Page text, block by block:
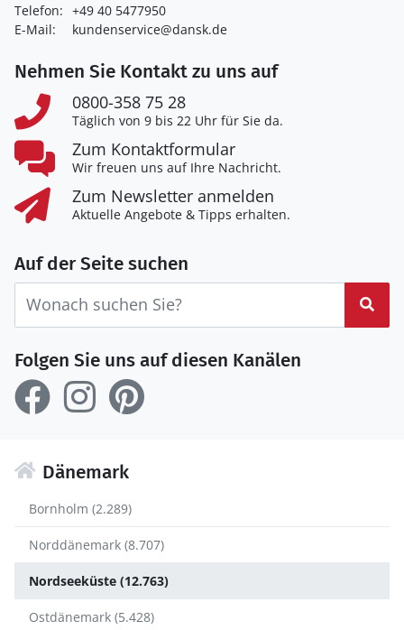
Telefon: +49 40 5477950
E-Mail:
kundenservice@dansk.de
Nehmen Sie Kontakt zu uns auf
0800-358 75 28
Täglich von 9 bis 22 Uhr für Sie da.
Zum Kontaktformular
Wir freuen uns auf Ihre Nachricht.
Zum Newsletter anmelden
Aktuelle Angebote & Tipps erhalten.
Auf der Seite suchen
Folgen Sie uns auf diesen Kanälen
Dänemark
Bornholm (2.289)
Norddänemark (8.707)
Nordseeküste (12.763)
Ostdänemark (5.428)